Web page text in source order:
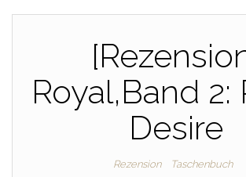
Royal,Band 2:
Desire
Rezension Taschenbuch